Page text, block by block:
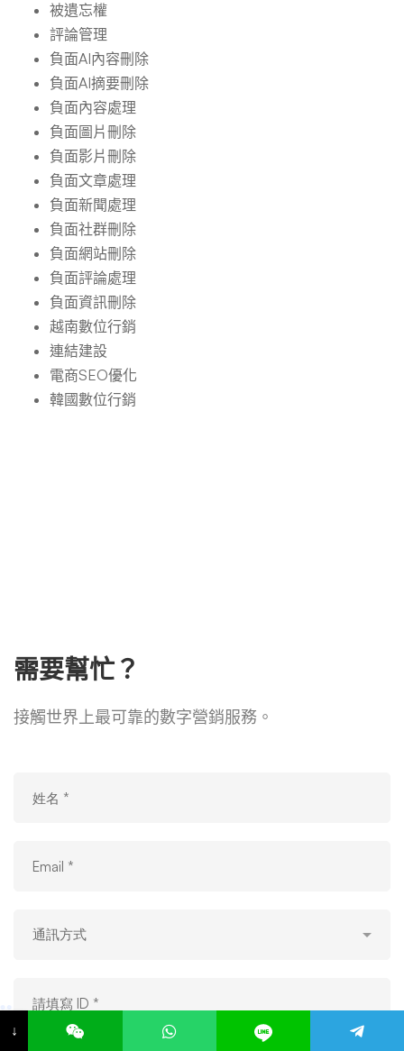
被遺忘權
評論管理
負面AI內容刪除
負面AI摘要刪除
負面內容處理
負面圖片刪除
負面影片刪除
負面文章處理
負面新聞處理
負面社群刪除
負面網站刪除
負面評論處理
負面資訊刪除
越南數位行銷
連結建設
電商SEO優化
韓國數位行銷
需要幫忙？
接觸世界上最可靠的數字營銷服務。
↓